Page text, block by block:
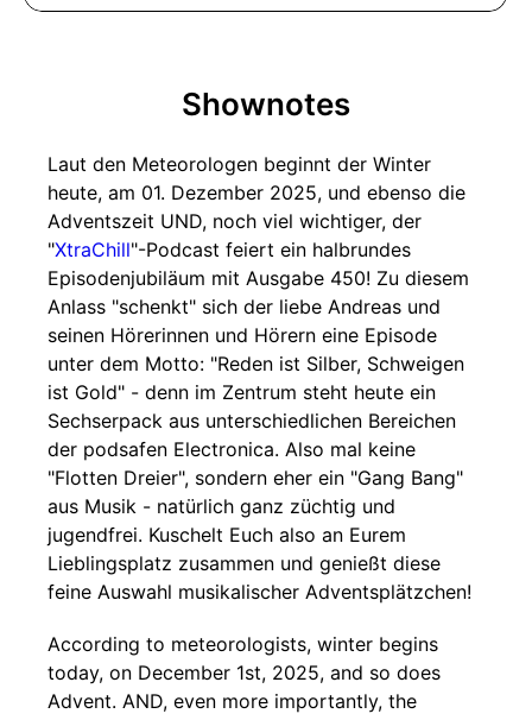
Shownotes
Laut den Meteorologen beginnt der Winter
heute, am 01. Dezember 2025, und ebenso die
Adventszeit UND, noch viel wichtiger, der
"XtraChill"-Podcast feiert ein halbrundes
Episodenjubiläum mit Ausgabe 450! Zu diesem
Anlass "schenkt" sich der liebe Andreas und
seinen Hörerinnen und Hörern eine Episode
unter dem Motto: "Reden ist Silber, Schweigen
ist Gold" - denn im Zentrum steht heute ein
Sechserpack aus unterschiedlichen Bereichen
der podsafen Electronica. Also mal keine
"Flotten Dreier", sondern eher ein "Gang Bang"
aus Musik - natürlich ganz züchtig und
jugendfrei. Kuschelt Euch also an Eurem
Lieblingsplatz zusammen und genießt diese
feine Auswahl musikalischer Adventsplätzchen!
According to meteorologists, winter begins
today, on December 1st, 2025, and so does
Advent. AND, even more importantly, the